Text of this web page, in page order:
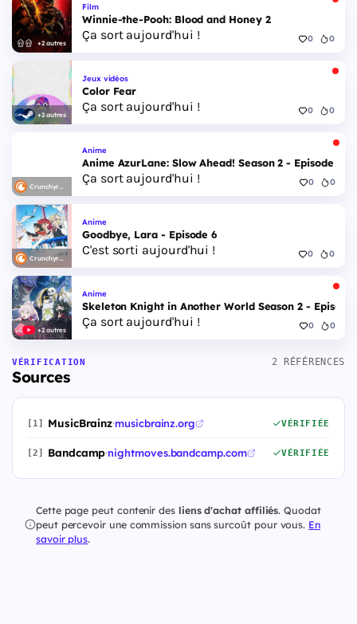
+2 autres
Film
Winnie-the-Pooh: Blood and Honey 2
Ça sort aujourd'hui ! 0 0
+2 autres
Jeux vidéos
Color Fear
Ça sort aujourd'hui ! 0 0
Crunchyroll
Anime
Anime AzurLane: Slow Ahead! Season 2 - Episode 6
Ça sort aujourd'hui ! 0 0
Crunchyroll
Anime
Goodbye, Lara - Episode 6
C'est sorti aujourd'hui ! 0 0
+2 autres
Anime
Skeleton Knight in Another World Season 2 - Episode
Ça sort aujourd'hui ! 0 0
VÉRIFICATION
Sources
2 RÉFÉRENCES
[1] MusicBrainz·musicbrainz.org VÉRIFIÉE
[2] Bandcamp·nightmoves.bandcamp.com VÉRIFIÉE
Cette page peut contenir des liens d'achat affiliés. Quodat
peut percevoir une commission sans surcoût pour vous. En
savoir plus.